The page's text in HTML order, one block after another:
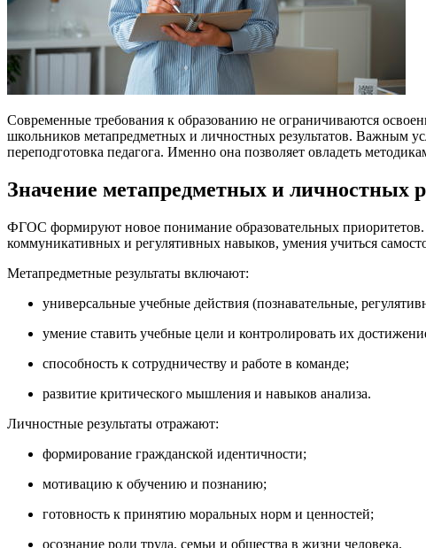
Современные требования к образованию не ограничиваются
школьников метапредметных и личностных результатов. Важным
переподготовка педагога. Именно она позволяет овладеть
Значение метапредметных и личностных
ФГОС формируют новое понимание образовательных приоритетов.
коммуникативных и регулятивных навыков, умения учиться
Метапредметные результаты включают:
универсальные учебные действия (познавательные,
умение ставить учебные цели и контролировать их
способность к сотрудничеству и работе в команде;
развитие критического мышления и навыков анализа.
Личностные результаты отражают:
формирование гражданской идентичности;
мотивацию к обучению и познанию;
готовность к принятию моральных норм и ценностей;
осознание роли труда, семьи и общества в жизни человека.